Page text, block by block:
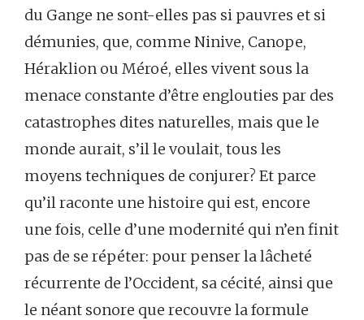
du Gange ne sont-elles pas si pauvres et si
démunies, que, comme Ninive, Canope,
Héraklion ou Méroé, elles vivent sous la
menace constante d’être englouties par des
catastrophes dites naturelles, mais que le
monde aurait, s’il le voulait, tous les
moyens techniques de conjurer? Et parce
qu’il raconte une histoire qui est, encore
une fois, celle d’une modernité qui n’en finit
pas de se répéter: pour penser la lâcheté
récurrente de l’Occident, sa cécité, ainsi que
le néant sonore que recouvre la formule